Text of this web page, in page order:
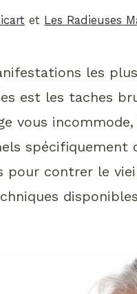
et Les Radieuses
les
est les taches
vous
spécifiquement
contrer le